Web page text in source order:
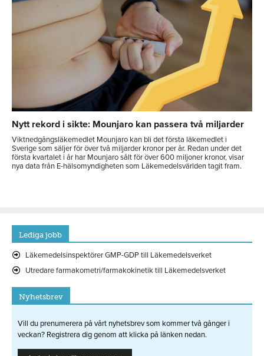
Nytt rekord i sikte: Mounjaro kan passera två miljarder
Viktnedgångsläkemedlet Mounjaro kan bli det första läkemedlet i
Sverige som säljer för över två miljarder kronor per år. Redan under det
första kvartalet i år har Mounjaro sålt för över 600 miljoner kronor, visar
nya data från E-hälsomyndigheten som Läkemedelsvärlden tagit fram.
Lediga jobb
Läkemedelsinspektörer GMP-GDP till Läkemedelsverket
Utredare farmakometri/farmakokinetik till Läkemedelsverket
Nyhetsbrev
Vill du prenumerera på vårt nyhetsbrev som kommer två gånger i
veckan? Registrera dig genom att klicka på länken nedan.